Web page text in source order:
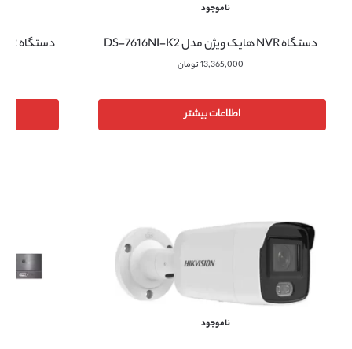
ناموجود
دستگاه NVR هایک ویژن مدل DS-7616NI-K2
13,365,000تومان
اطلاعات بیشتر
ناموجود